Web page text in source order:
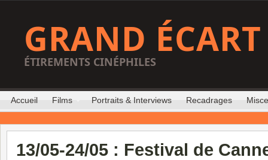
GRAND ÉCART
ÉTIREMENTS CINÉPHILES
Accueil Films Portraits & Interviews Recadrages
13/05-24/05 : Festival de